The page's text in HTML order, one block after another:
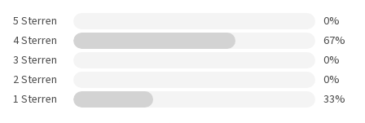
5 Sterren
0%
4 Sterren
67%
3 Sterren
0%
2 Sterren
0%
1 Sterren
33%